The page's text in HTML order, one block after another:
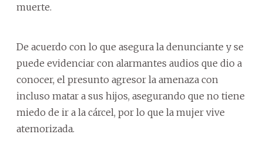
muerte.
De acuerdo con lo que asegura la denunciante y se
puede evidenciar con alarmantes audios que dio a
conocer, el presunto agresor la amenaza con
incluso matar a sus hijos, asegurando que no tiene
miedo de ir a la cárcel, por lo que la mujer vive
atemorizada.